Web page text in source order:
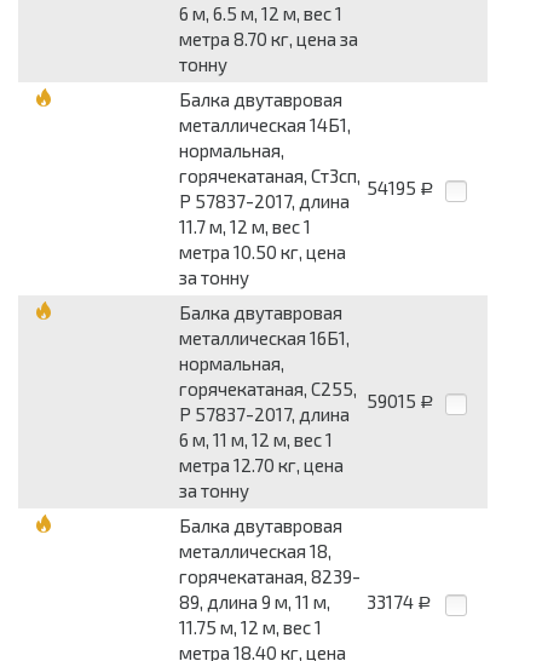
6 м, 6.5 м, 12 м, вес 1
метра 8.70 кг, цена за
тонну
Балка двутавровая
металлическая 14Б1,
нормальная,
горячекатаная, Ст3сп,
Р 57837-2017, длина
11.7 м, 12 м, вес 1
метра 10.50 кг, цена
за тонну
54195 Р
Балка двутавровая
металлическая 16Б1,
нормальная,
горячекатаная, С255,
Р 57837-2017, длина
6 м, 11 м, 12 м, вес 1
метра 12.70 кг, цена
за тонну
59015 Р
Балка двутавровая
металлическая 18,
горячекатаная, 8239-
89, длина 9 м, 11 м,
11.75 м, 12 м, вес 1
метра 18.40 кг, цена
33174 Р